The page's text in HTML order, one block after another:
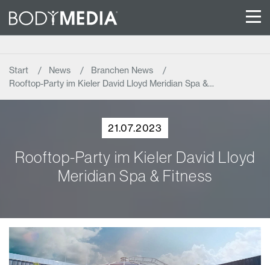
Start News
Branchen News
Rooftop-Party im Kieler David Lloyd Meridian Spa &…
21.07.2023
Rooftop-Party im Kieler David Lloyd
Meridian Spa & Fitness